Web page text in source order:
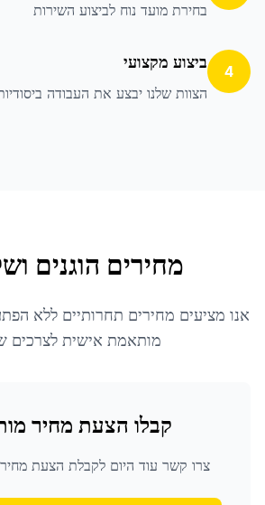
בחירת מועד נוח לביצוע השירות
4 ביצוע מקצועי
הצוות שלנו יבצע את העבודה
מחירים הוגנים
אנו מציעים מחירים תחרותיים ללא
מותאמת אישית לצרכים
קבלו הצעת מחיר
צרו קשר עוד היום לקבלת הצעת